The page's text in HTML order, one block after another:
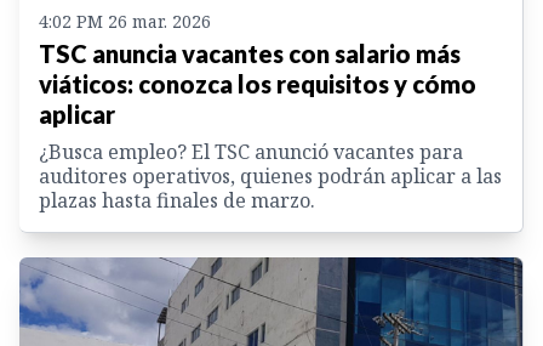
4:02 PM 26 mar. 2026
TSC anuncia vacantes con salario más
viáticos: conozca los requisitos y cómo
aplicar
¿Busca empleo? El TSC anunció vacantes para
auditores operativos, quienes podrán aplicar a las
plazas hasta finales de marzo.